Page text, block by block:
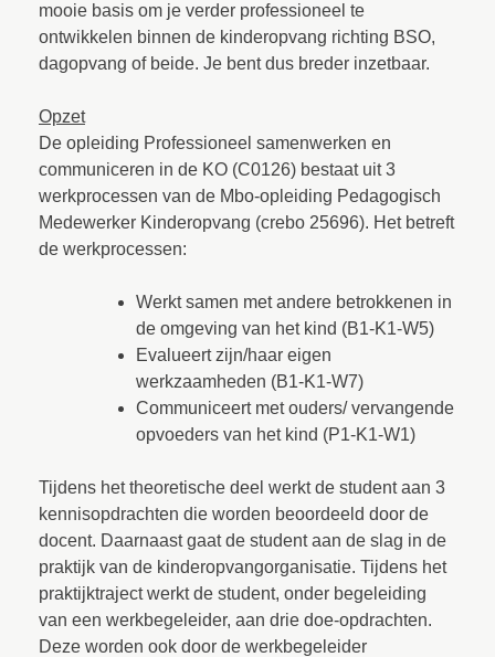
mooie basis om je verder professioneel te
ontwikkelen binnen de kinderopvang richting BSO,
dagopvang of beide. Je bent dus breder inzetbaar.
Opzet
De opleiding Professioneel samenwerken en
communiceren in de KO (C0126) bestaat uit 3
werkprocessen van de Mbo-opleiding Pedagogisch
Medewerker Kinderopvang (crebo 25696). Het betreft
de werkprocessen:
Werkt samen met andere betrokkenen in
de omgeving van het kind (B1-K1-W5)
Evalueert zijn/haar eigen
werkzaamheden (B1-K1-W7)
Communiceert met ouders/ vervangende
opvoeders van het kind (P1-K1-W1)
Tijdens het theoretische deel werkt de student aan 3
kennisopdrachten die worden beoordeeld door de
docent. Daarnaast gaat de student aan de slag in de
praktijk van de kinderopvangorganisatie. Tijdens het
praktijktraject werkt de student, onder begeleiding
van een werkbegeleider, aan drie doe-opdrachten.
Deze worden ook door de werkbegeleider